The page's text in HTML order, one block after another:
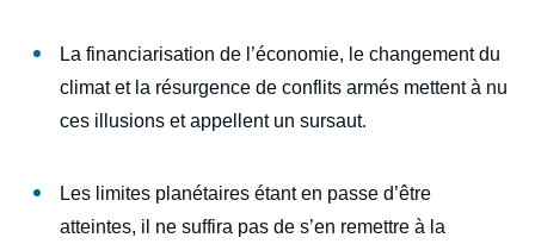
La financiarisation de l’économie, le changement du
climat et la résurgence de conflits armés mettent à nu
ces illusions et appellent un sursaut.
Les limites planétaires étant en passe d’être
atteintes, il ne suffira pas de s’en remettre à la